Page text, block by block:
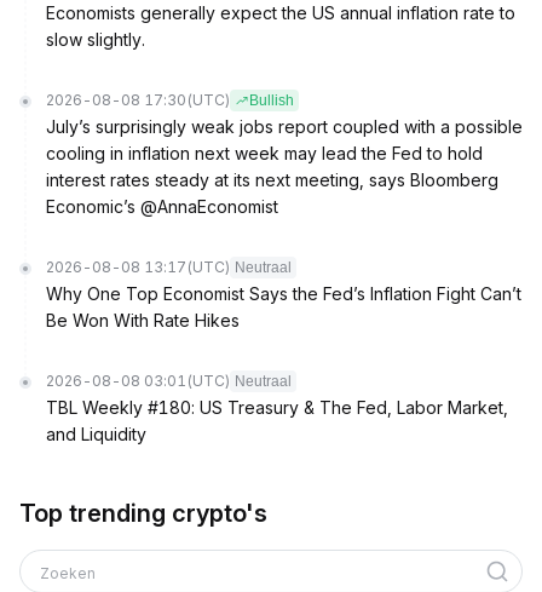
Economists generally expect the US annual inflation rate to
slow slightly.
2026-08-08 17:30 (UTC) Bullish
July’s surprisingly weak jobs report coupled with a possible
cooling in inflation next week may lead the Fed to hold
interest rates steady at its next meeting, says Bloomberg
Economic’s @AnnaEconomist
2026-08-08 13:17 (UTC) Neutraal
Why One Top Economist Says the Fed’s Inflation Fight Can’t
Be Won With Rate Hikes
2026-08-08 03:01 (UTC) Neutraal
TBL Weekly #180: US Treasury & The Fed, Labor Market,
and Liquidity
Top trending crypto's
Zoeken